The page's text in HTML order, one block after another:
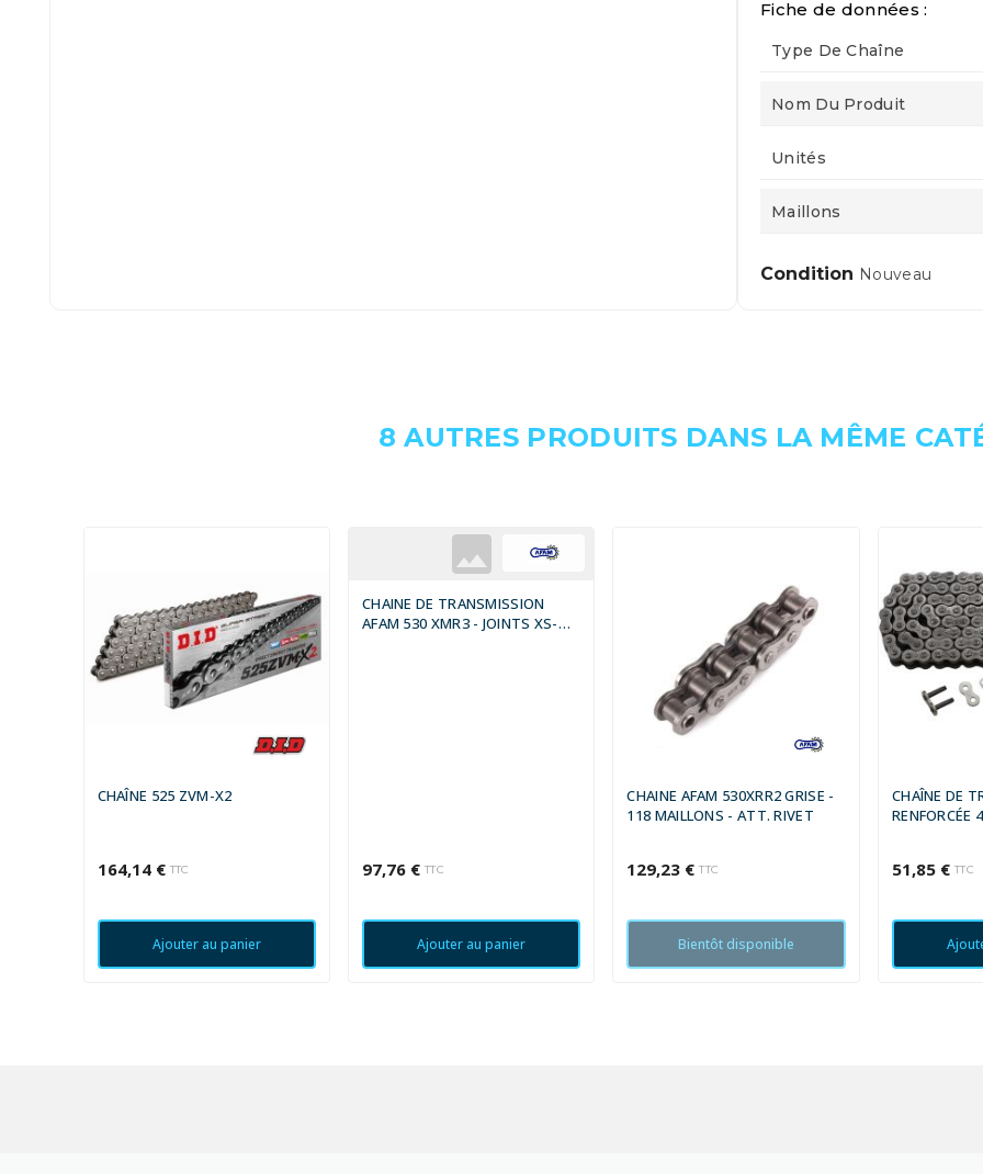
Fiche de données :
Type De Chaîne
Nom Du Produit
Unités
Maillons
Condition Nouveau
8 AUTRES PRODUITS DANS LA MÊME
CHAÎNE 525 ZVM-X2
164,14 € TTC
Ajouter au panier
CHAINE DE TRANSMISSION
AFAM 530 XMR3 - JOINTS XS-
97,76 € TTC
Ajouter au panier
CHAINE AFAM 530XRR2 GRISE -
118 MAILLONS - ATT. RIVET
129,23 € TTC
Bientôt disponible
CHAÎNE DE
RENFORCÉE
51,85 € TTC